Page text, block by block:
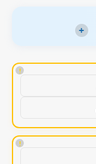
+
!
!